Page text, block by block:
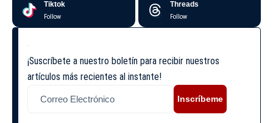
Tiktok
Follow
Threads
Follow
¡Suscríbete a nuestro boletín para recibir nuestros
artículos más recientes al instante!
Inscríbeme